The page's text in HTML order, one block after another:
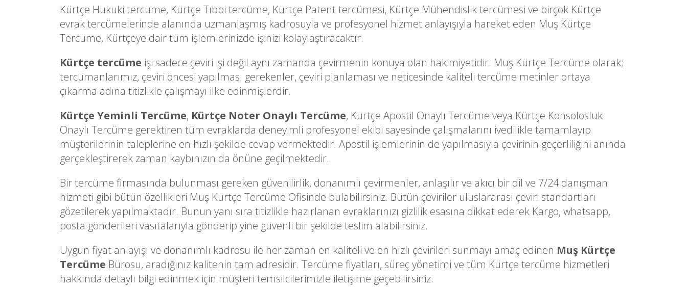
Kürtçe Hukuki tercüme, Kürtçe Tıbbi tercüme, Kürtçe Patent tercümesi, Kürtçe Mühendislik tercümesi ve birçok Kürtçe
evrak tercümelerinde alanında uzmanlaşmış kadrosuyla ve profesyonel hizmet anlayışıyla hareket eden Muş Kürtçe
Tercüme, Kürtçeye dair tüm işlemlerinizde işinizi kolaylaştıracaktır.
Kürtçe tercüme işi sadece çeviri işi değil aynı zamanda çevirmenin konuya olan hakimiyetidir. Muş Kürtçe Tercüme olarak;
tercümanlarımız, çeviri öncesi yapılması gerekenler, çeviri planlaması ve neticesinde kaliteli tercüme metinler ortaya
çıkarma adına titizlikle çalışmayı ilke edinmişlerdir.
Kürtçe Yeminli Tercüme, Kürtçe Noter Onaylı Tercüme, Kürtçe Apostil Onaylı Tercüme veya Kürtçe Konsolosluk
Onaylı Tercüme gerektiren tüm evraklarda deneyimli profesyonel ekibi sayesinde çalışmalarını ivedilikle tamamlayıp
müşterilerinin taleplerine en hızlı şekilde cevap vermektedir. Apostil işlemlerinin de yapılmasıyla çevirinin geçerliliğini anında
gerçekleştirerek zaman kaybınızın da önüne geçilmektedir.
Bir tercüme firmasında bulunması gereken güvenilirlik, donanımlı çevirmenler, anlaşılır ve akıcı bir dil ve 7/24 danışman
hizmeti gibi bütün özellikleri Muş Kürtçe Tercüme Ofisinde bulabilirsiniz. Bütün çeviriler uluslararası çeviri standartları
gözetilerek yapılmaktadır. Bunun yanı sıra titizlikle hazırlanan evraklarınızı gizlilik esasına dikkat ederek Kargo, whatsapp,
posta gönderileri vasıtalarıyla gönderip yine güvenli bir şekilde teslim alabilirsiniz.
Uygun fiyat anlayışı ve donanımlı kadrosu ile her zaman en kaliteli ve en hızlı çevirileri sunmayı amaç edinen Muş Kürtçe
Tercüme Bürosu, aradığınız kalitenin tam adresidir. Tercüme fiyatları, süreç yönetimi ve tüm Kürtçe tercüme hizmetleri
hakkında detaylı bilgi edinmek için müşteri temsilcilerimizle iletişime geçebilirsiniz.